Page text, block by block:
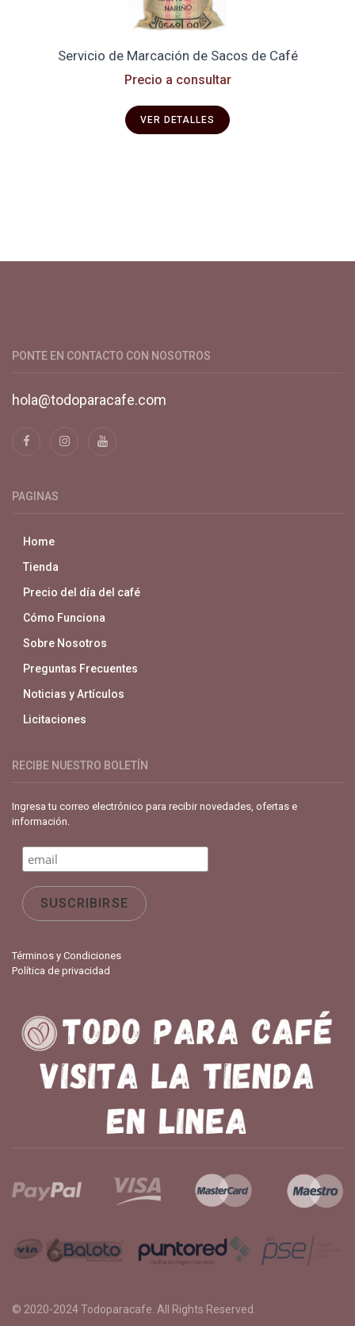
Servicio de Marcación de Sacos de Café
Precio a consultar
VER DETALLES
PONTE EN CONTACTO CON NOSOTROS
hola@todoparacafe.com
PAGINAS
Home
Tienda
Precio del día del café
Cómo Funciona
Sobre Nosotros
Preguntas Frecuentes
Noticias y Artículos
Licitaciones
RECIBE NUESTRO BOLETÍN
Ingresa tu correo electrónico para recibir novedades, ofertas e
información.
Términos y Condiciones
Política de privacidad
© 2020-2024Todoparacafe . All Rights Reserved.